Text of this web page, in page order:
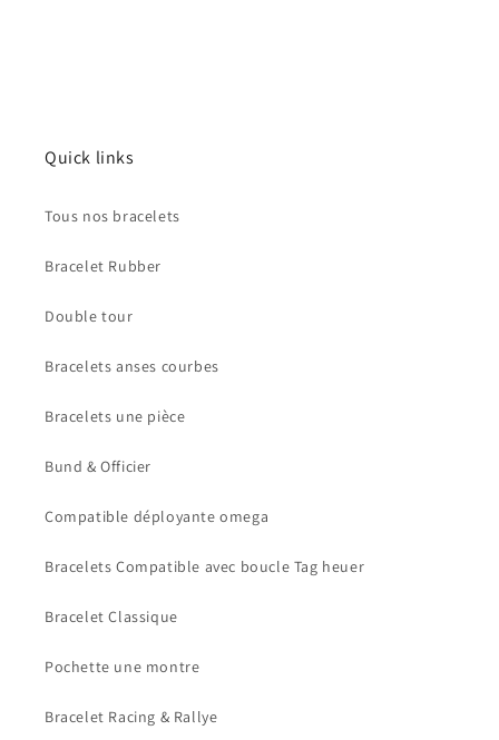
Quick links
Tous nos bracelets
Bracelet Rubber
Double tour
Bracelets anses courbes
Bracelets une pièce
Bund & Officier
Compatible déployante omega
Bracelets Compatible avec boucle Tag heuer
Bracelet Classique
Pochette une montre
Bracelet Racing & Rallye